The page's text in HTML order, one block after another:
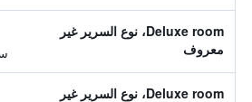
Deluxe room، نوع السرير غير
معروف
Deluxe room، نوع السرير غير